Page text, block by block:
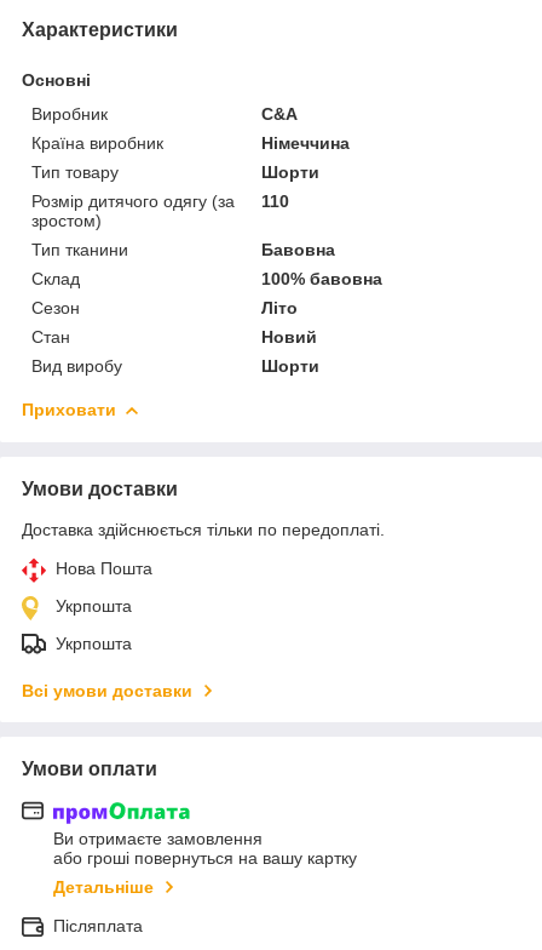
Характеристики
Основні
Виробник
C&A
Країна виробник
Німеччина
Тип товару
Шорти
Розмір дитячого одягу (за
зростом)
110
Тип тканини
Бавовна
Склад
100% бавовна
Сезон
Літо
Стан
Новий
Вид виробу
Шорти
Приховати
Умови доставки
Доставка здійснюється тільки по передоплаті.
Нова Пошта
Укрпошта
Укрпошта
Всі умови доставки
Умови оплати
Ви отримаєте замовлення
або гроші повернуться на вашу картку
Детальніше
Післяплата